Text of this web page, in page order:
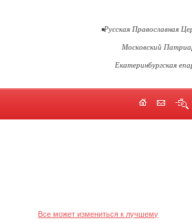
•Русская Православная
Московский
Екатеринбургская
Все может измениться к лучшему